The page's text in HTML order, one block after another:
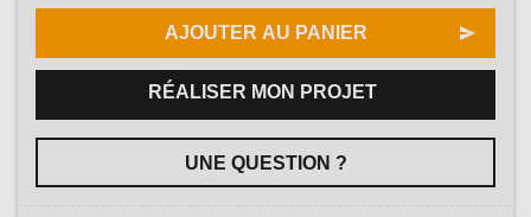
AJOUTER AU PANIER
RÉALISER MON PROJET
UNE QUESTION ?